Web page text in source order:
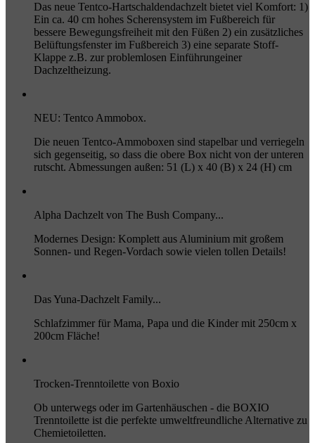
Das neue Tentco-Hartschaldendachzelt bietet viel Komfort: 1)
Ein ca. 40 cm hohes Scherensystem im Fußbereich für
bessere Bewegungsfreiheit mit den Füßen 2) ein zusätzliches
Belüftungsfenster im Fußbereich 3) eine separate Stoff-
Klappe z.B. zur problemlosen Einführungeiner
Dachzeltheizung.
NEU: Tentco Ammobox.
Die neuen Tentco-Ammoboxen sind stapelbar und verriegeln
sich gegenseitig, so dass die obere Box nicht von der unteren
rutscht. Abmessungen außen: 51 (L) x 40 (B) x 24 (H) cm
Alpha Dachzelt von The Bush Company...
Modernes Design: Komplett aus Aluminium mit großem
Sonnen- und Regen-Vordach sowie vielen tollen Details!
Das Yuna-Dachzelt Family...
Schlafzimmer für Mama, Papa und die Kinder mit 250cm x
200cm Fläche!
Trocken-Trenntoilette von Boxio
Ob unterwegs oder im Gartenhäuschen - die BOXIO
Trenntoilette ist die perfekte umweltfreundliche Alternative zu
Chemietoiletten.